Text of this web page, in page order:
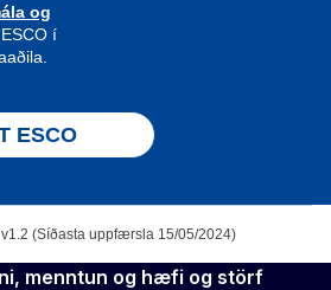
og
í
ESCO
(Síðasta uppfærsla 15/05/2024)
menntun og hæfi og störf